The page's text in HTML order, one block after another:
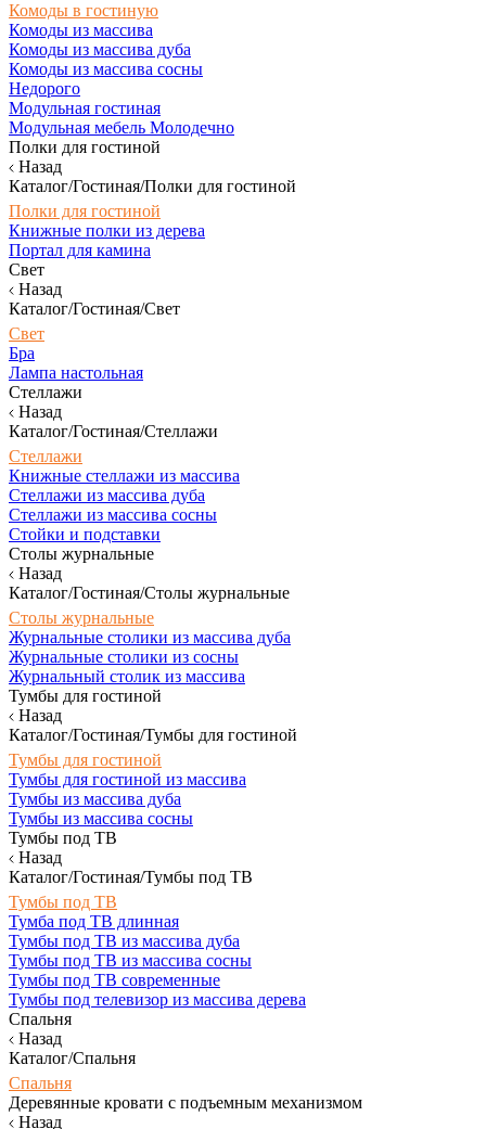
Комоды в гостиную
Комоды из массива
Комоды из массива дуба
Комоды из массива сосны
Недорого
Модульная гостиная
Модульная мебель Молодечно
Полки для гостиной
Назад
Каталог/Гостиная/Полки для гостиной
Полки для гостиной
Книжные полки из дерева
Портал для камина
Свет
Назад
Каталог/Гостиная/Свет
Свет
Бра
Лампа настольная
Стеллажи
Назад
Каталог/Гостиная/Стеллажи
Стеллажи
Книжные стеллажи из массива
Стеллажи из массива дуба
Стеллажи из массива сосны
Стойки и подставки
Столы журнальные
Назад
Каталог/Гостиная/Столы журнальные
Столы журнальные
Журнальные столики из массива дуба
Журнальные столики из сосны
Журнальный столик из массива
Тумбы для гостиной
Назад
Каталог/Гостиная/Тумбы для гостиной
Тумбы для гостиной
Тумбы для гостиной из массива
Тумбы из массива дуба
Тумбы из массива сосны
Тумбы под ТВ
Назад
Каталог/Гостиная/Тумбы под ТВ
Тумбы под ТВ
Тумба под ТВ длинная
Тумбы под ТВ из массива дуба
Тумбы под ТВ из массива сосны
Тумбы под ТВ современные
Тумбы под телевизор из массива дерева
Спальня
Назад
Каталог/Спальня
Спальня
Деревянные кровати с подъемным механизмом
Назад